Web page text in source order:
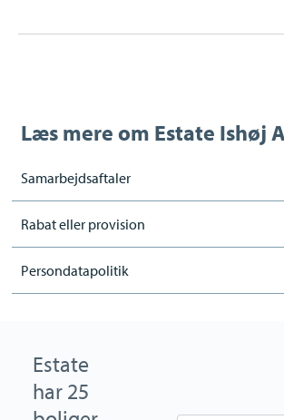
Læs mere om Estate Ishøj
Samarbejdsaftaler
Rabat eller provision
Persondatapolitik
Estate
har 25